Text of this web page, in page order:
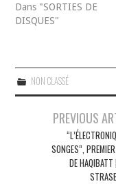
Dans "SORTIES DE
DISQUES"
NON CLASSÉ
Navigation
articles
PREVIOUS
SONGES”,
DE